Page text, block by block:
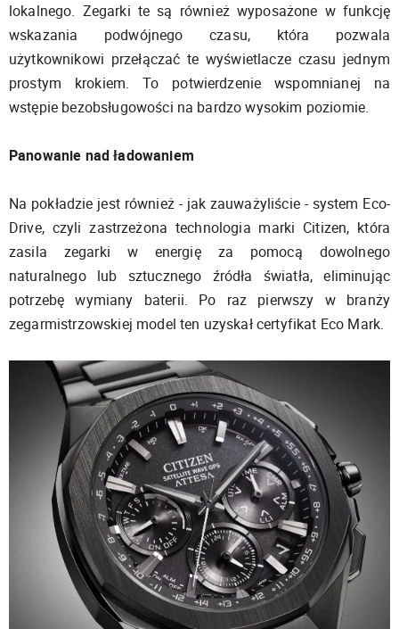
lokalnego. Zegarki te są również wyposażone w funkcję
wskazania podwójnego czasu, która pozwala
użytkownikowi przełączać te wyświetlacze czasu jednym
prostym krokiem. To potwierdzenie wspomnianej na
wstępie bezobsługowości na bardzo wysokim poziomie.
Panowanie nad ładowaniem
Na pokładzie jest również - jak zauważyliście - system Eco-
Drive, czyli zastrzeżona technologia marki Citizen, która
zasila zegarki w energię za pomocą dowolnego
naturalnego lub sztucznego źródła światła, eliminując
potrzebę wymiany baterii. Po raz pierwszy w branży
zegarmistrzowskiej model ten uzyskał certyfikat Eco Mark.